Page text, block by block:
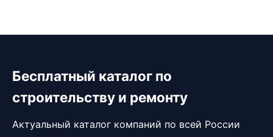
Бесплатный каталог по
строительству и ремонту
Актуальный каталог компаний по всей России